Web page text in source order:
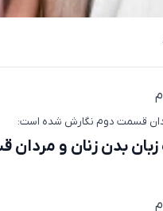
قسمت دوم نگارش شده است:
زبان بدن زنان و